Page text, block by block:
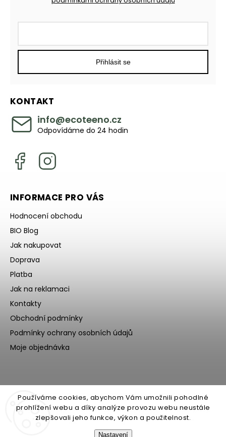
Používáme cookies, abychom Vám umožnili pohodlné
prohlížení webu a díky analýze provozu webu neustále
zlepšovali jeho funkce, výkon a použitelnost.
Nastavení
KONTAKT
info@ecoteeno.cz
Odpovídáme do 24 hodin
Přihlásit se
INFORMACE PRO VÁS
Hodnocení obchodu
BIO Blog
Jak nakupovat
Doprava
Platba
Jak na reklamaci
Kontakty
Obchodní podmínky
Podmínky ochrany osobních údajů
Moje objednávka